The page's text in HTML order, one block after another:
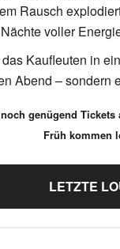
Rausch
voller
Kaufleuten in
Abend – sondern
genügend Tickets
Früh kommen
LETZTE